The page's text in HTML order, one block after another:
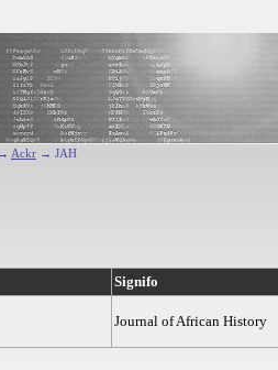
→ Ackr → JAH
Signifo
Journal of African History